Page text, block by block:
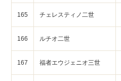
165 チェレスティノ二世
166 ルチオ二世
167 福者エウジェニオ三世